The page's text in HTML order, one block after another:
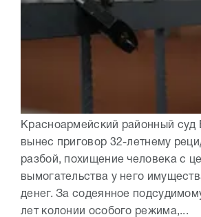
Красноармейский районный суд
вынес приговор 32-летнему
разбой, похищение человека с
вымогательства у него
денег. За содеянное
лет колонии особого режима,...